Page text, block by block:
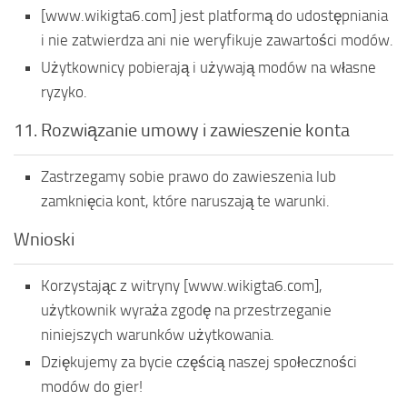
[www.wikigta6.com] jest platformą do udostępniania
i nie zatwierdza ani nie weryfikuje zawartości modów.
Użytkownicy pobierają i używają modów na własne
ryzyko.
11. Rozwiązanie umowy i zawieszenie konta
Zastrzegamy sobie prawo do zawieszenia lub
zamknięcia kont, które naruszają te warunki.
Wnioski
Korzystając z witryny [www.wikigta6.com],
użytkownik wyraża zgodę na przestrzeganie
niniejszych warunków użytkowania.
Dziękujemy za bycie częścią naszej społeczności
modów do gier!